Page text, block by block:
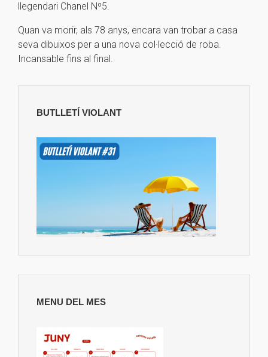
llegendari Chanel Nº5.
Quan va morir, als 78 anys, encara van trobar a casa
seva dibuixos per a una nova col·lecció de roba.
Incansable fins al final.
BUTLLETÍ VIOLANT
MENU DEL MES